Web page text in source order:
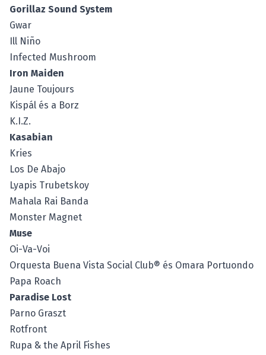
Gorillaz Sound System
Gwar
Ill Niño
Infected Mushroom
Iron Maiden
Jaune Toujours
Kispál és a Borz
K.I.Z.
Kasabian
Kries
Los De Abajo
Lyapis Trubetskoy
Mahala Rai Banda
Monster Magnet
Muse
Oi-Va-Voi
Orquesta Buena Vista Social Club® és Omara Portuondo
Papa Roach
Paradise Lost
Parno Graszt
Rotfront
Rupa & the April Fishes